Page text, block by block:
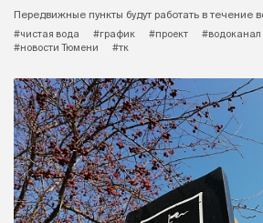
Передвижные пункты будут работать в течение
#чистая вода
#график #проект #водоканал
#новости Тюмени
#тк